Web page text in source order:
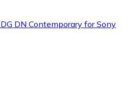
DN Contemporary for Sony